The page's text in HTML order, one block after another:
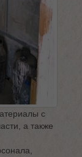
с
а также